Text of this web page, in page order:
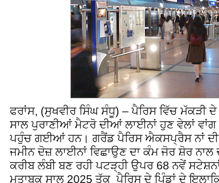
ਫਰਾਂਸ, (ਸੁਖਵੀਰ ਸਿੰਘ ਸੰਧੂ) – ਪੈਰਿਸ ਵਿੱਚ ਮੱਕੜੀ
ਸਾਲ ਪੁਰਾਣੀਆਂ ਮੈਟਰੋ ਦੀਆਂ ਲਾਈਨਾਂ ਹੁਣ ਵੇਲਾਂ ਵਾਂਗ
ਪਹੁੰਚ ਗਈਆਂ ਹਨ। ਗਰੈਂਡ ਪੈਰਿਸ ਐਕਸਪ੍ਰੈਸ ਨਾਂ
ਜਮੀਨ ਦੋਜ਼ ਲਾਈਨਾਂ ਵਿਛਾਉਣ ਦਾ ਕੰਮ ਜੋਰ ਸ਼ੋਰ ਨਾਲ
ਕਰੀਬ ਲੰਬੀ ਬਣ ਰਹੀ ਪਟੜ੍ਹੀ ਉਪਰ 68 ਨਵੇਂ
ਮੁਤਾਬਕ ਸਾਲ 2025 ਤੱਕ ਪੈਰਿਸ ਦੇ ਪਿੰਡਾਂ ਦੇ